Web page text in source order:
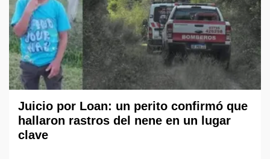
Juicio por Loan: un perito confirmó que
hallaron rastros del nene en un lugar
clave